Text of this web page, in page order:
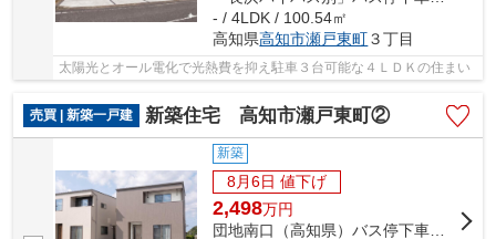
- / 4LDK / 100.54㎡
高知県高知市瀬戸東町３丁目
太陽光とオール電化で光熱費を抑え駐車３台可能な４ＬＤＫの住まい
売買 | 新築一戸建 新築住宅 高知市瀬戸東町②
新築
8月6日 値下げ
2,498万円